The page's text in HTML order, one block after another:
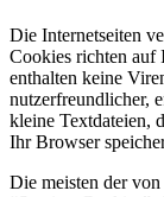
Die Internetseiten
Cookies richten auf
enthalten keine
nutzerfreundlicher,
kleine Textdateien,
Ihr Browser
Die meisten der